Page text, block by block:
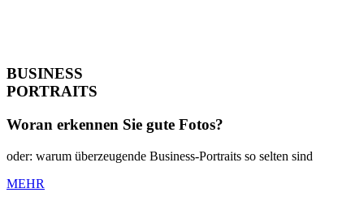
BUSINESS
PORTRAITS
Woran erkennen Sie gute Fotos?
oder: warum überzeugende Business-Portraits so selten sind
MEHR